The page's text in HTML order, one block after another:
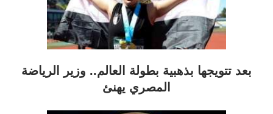
بعد تتويجها بذهبية بطولة العالم.. وزير الرياضة
المصري يهنئ